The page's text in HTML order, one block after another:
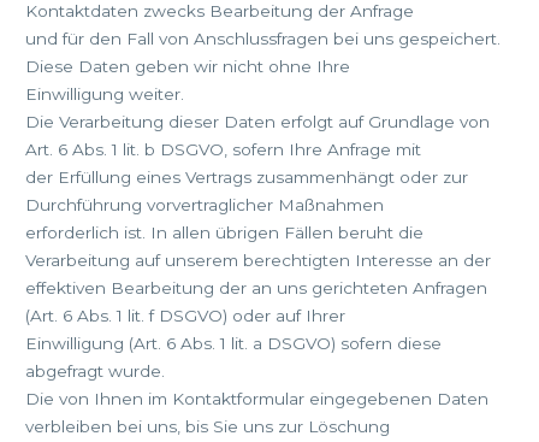
Kontaktdaten zwecks Bearbeitung der Anfrage
und für den Fall von Anschlussfragen bei uns gespeichert.
Diese Daten geben wir nicht ohne Ihre
Einwilligung weiter.
Die Verarbeitung dieser Daten erfolgt auf Grundlage von
Art. 6 Abs. 1 lit. b DSGVO, sofern Ihre Anfrage mit
der Erfüllung eines Vertrags zusammenhängt oder zur
Durchführung vorvertraglicher Maßnahmen
erforderlich ist. In allen übrigen Fällen beruht die
Verarbeitung auf unserem berechtigten Interesse an der
effektiven Bearbeitung der an uns gerichteten Anfragen
(Art. 6 Abs. 1 lit. f DSGVO) oder auf Ihrer
Einwilligung (Art. 6 Abs. 1 lit. a DSGVO) sofern diese
abgefragt wurde.
Die von Ihnen im Kontaktformular eingegebenen Daten
verbleiben bei uns, bis Sie uns zur Löschung